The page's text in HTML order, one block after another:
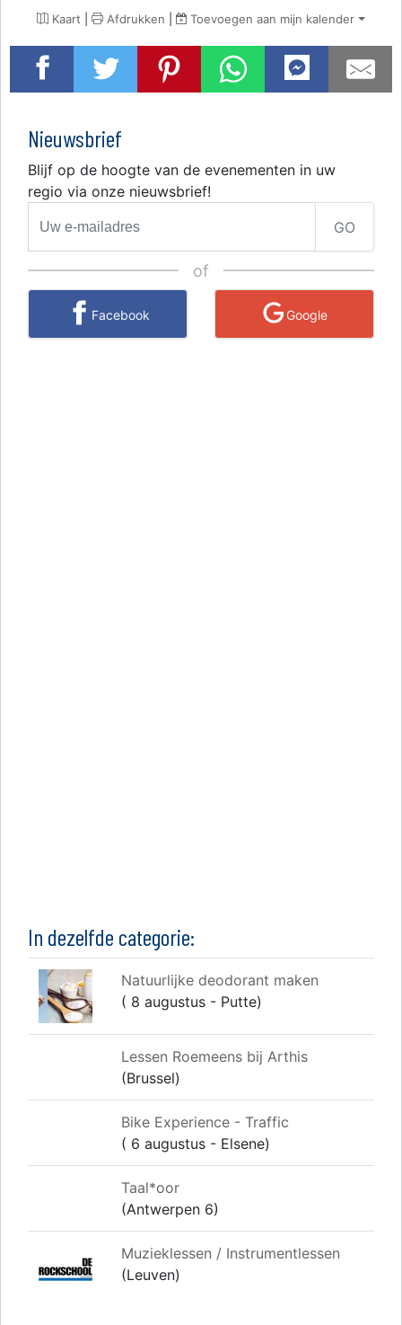
Kaart | Afdrukken | Toevoegen aan mijn kalender
Nieuwsbrief
Blijf op de hoogte van de evenementen in uw
regio via onze nieuwsbrief!
GO
of
Facebook Google
In dezelfde categorie:
Natuurlijke deodorant maken
( 8 augustus - Putte)
Lessen Roemeens bij Arthis
(Brussel)
Bike Experience - Traffic
( 6 augustus - Elsene)
Taal*oor
(Antwerpen 6)
Muzieklessen / Instrumentlessen
(Leuven)